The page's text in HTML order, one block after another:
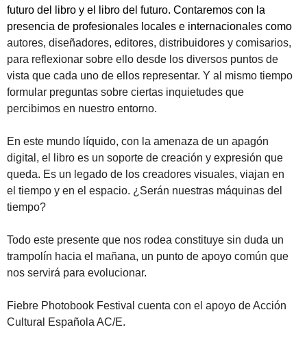
futuro del libro y el libro del futuro. Contaremos con la
presencia de profesionales locales e internacionales como
autores, diseñadores, editores, distribuidores y comisarios,
para reflexionar sobre ello desde los diversos puntos de
vista que cada uno de ellos representar. Y al mismo tiempo
formular preguntas sobre ciertas inquietudes que
percibimos en nuestro entorno.
En este mundo líquido, con la amenaza de un apagón
digital, el libro es un soporte de creación y expresión que
queda. Es un legado de los creadores visuales, viajan en
el tiempo y en el espacio. ¿Serán nuestras máquinas del
tiempo?
Todo este presente que nos rodea constituye sin duda un
trampolín hacia el mañana, un punto de apoyo común que
nos servirá para evolucionar.
Fiebre Photobook Festival cuenta con el apoyo de Acción
Cultural Española AC/E.